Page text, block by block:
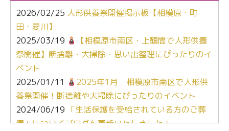
2026/02/25 人形供養祭開催掲示板【相模原・町
田・愛川】
2025/03/19
【相模原市南区・上鶴間で人形供養
祭開催】断捨離・大掃除・思い出整理にぴったりのイ
ベント
2025/01/11
2025年1月 相模原市南区で人形供
養祭開催！断捨離や大掃除にぴったりのイベント
2024/06/19 「生活保護を受給されている方のご葬
儀」についてブログを更新いたしました！